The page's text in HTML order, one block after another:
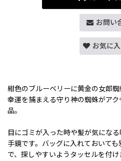
お問い
お気に
紺色のブルーベリーに黄金の女郎蜘
幸運を捕まえる守り神の蜘蛛がア
品。
目にゴミが入った時や髪が気にな
手鏡です。バッグに入れておいて
で、探しやすいようタッセルを付け